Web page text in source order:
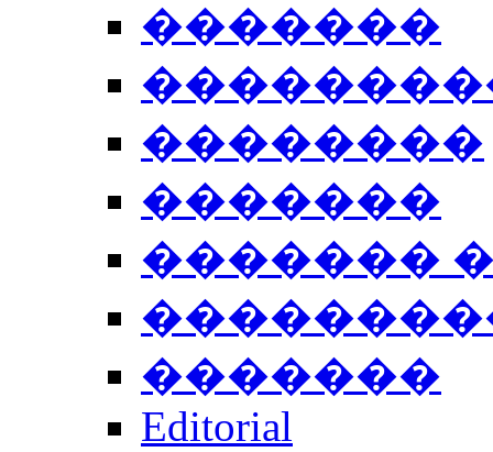
�������
��������
�������
�������
�������
Editorial